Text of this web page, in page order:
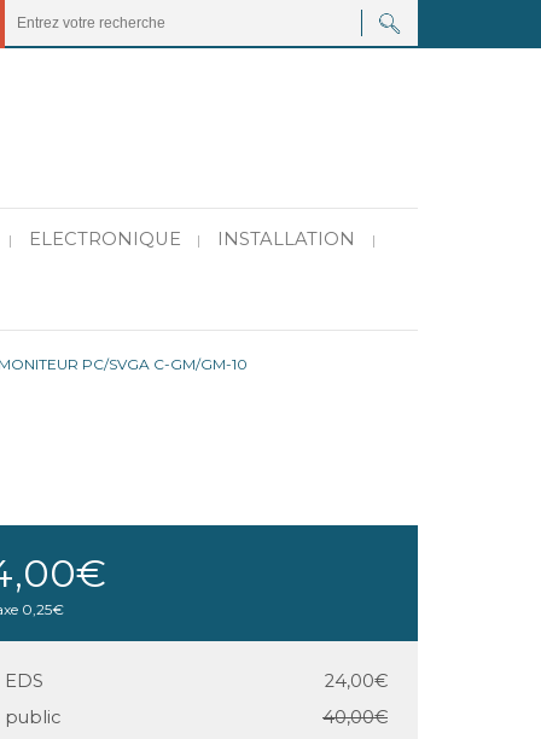
| ELECTRONIQUE | INSTALLATION |
PC/SVGA C-GM/GM-10
0,25€
EDS
24,00€
public
40,00€